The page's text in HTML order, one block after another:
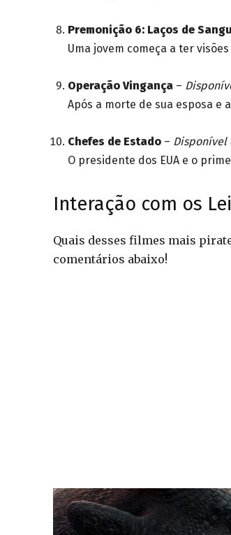
Premonição 6: Laços de
Uma jovem começa a ter
Operação Vingança –
Após a morte de sua esposa e
Chefes de Estado – Disponível
O presidente dos EUA e o
Interação com os
Quais desses filmes mais
comentários abaixo!